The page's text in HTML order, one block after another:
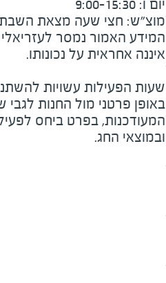
מוצ״ש: חצי שעה מצאת השבת
המידע האמור נמסר לעזריאלי
שעות הפעילות עשויות
באופן פרטני מול החנות לגבי
המעודכנות, בפרט ביחס
ובמוצאי החג.